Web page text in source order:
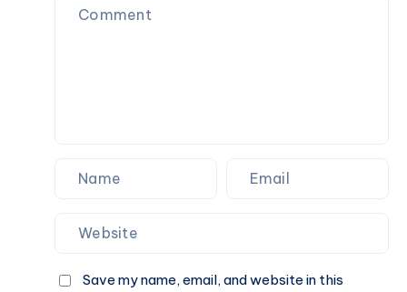
Save my name, email, and website in this